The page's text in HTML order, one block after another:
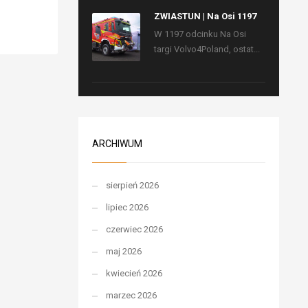
ZWIASTUN | Na Osi 1197
W 1197 odcinku Na Osi
targi Volvo4Poland, ostat...
ARCHIWUM
sierpień 2026
lipiec 2026
czerwiec 2026
maj 2026
kwiecień 2026
marzec 2026